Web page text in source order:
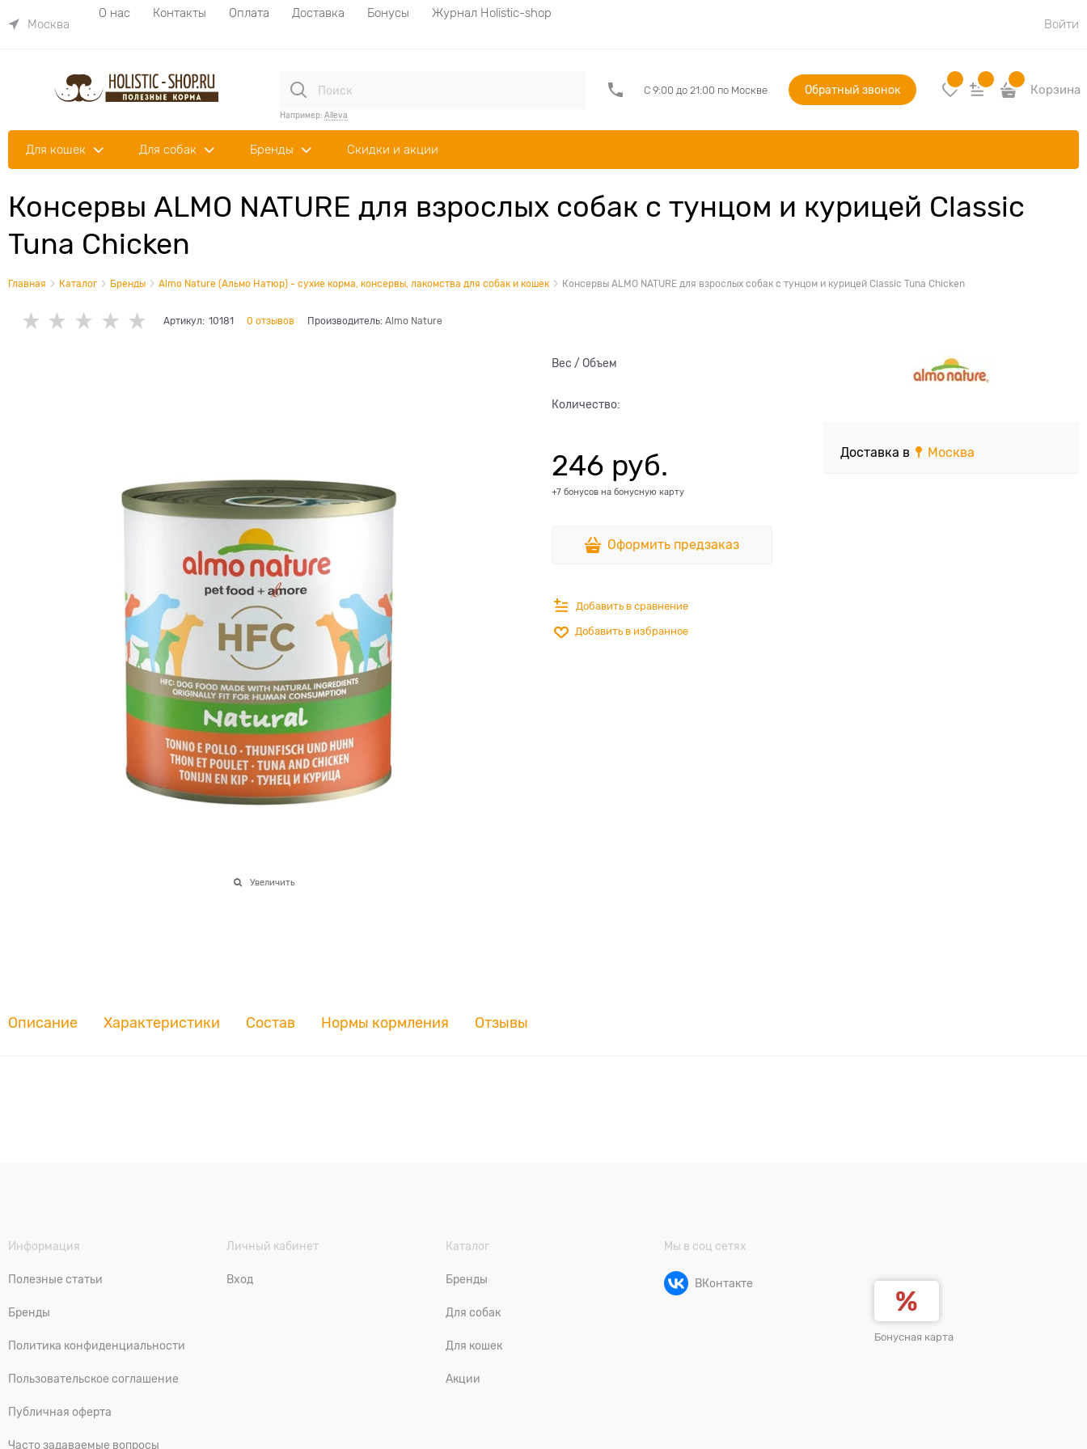
Москва
О нас Контакты Оплата Доставка Бонусы
Журнал Holistic-shop
Войти
Например: Alleva
С 9:00 до 21:00 по Москве Обратный звонок Корзина
Для кошек Для собак Бренды Скидки и акции
Консервы ALMO NATURE для взрослых собак с тунцом и курицей Classic
Tuna Chicken
Главная Каталог Бренды Almo Nature (Альмо Натюр) - сухие корма, консервы, лакомства для собак и кошек Консервы ALMO NATURE для взрослых собак с тунцом и курицей Classic Tuna Chicken
Артикул: 10181 0 отзывов Производитель: Almo Nature
Увеличить
Вес / Объем
Количество:
246 руб.
+7 бонусов на бонусную карту
Оформить предзаказ
Добавить в сравнение
Добавить в избранное
Доставка в Москва
Описание Характеристики Состав Нормы кормления Отзывы
Информация
Полезные статьи
Бренды
Политика конфиденциальности
Пользовательское соглашение
Публичная оферта
Часто задаваемые вопросы
Личный кабинет
Вход
Каталог
Бренды
Для собак
Для кошек
Акции
Мы в соц сетях
ВКонтакте
Бонусная карта